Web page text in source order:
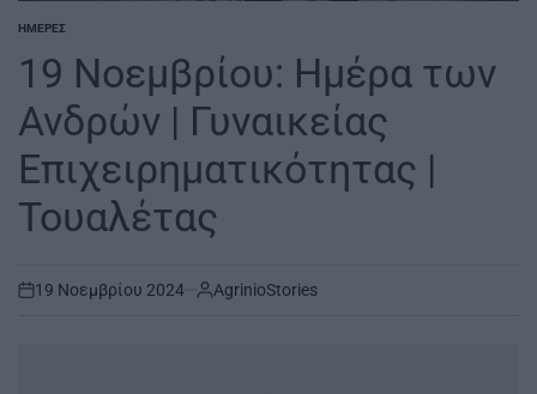
POSTED
ΗΜΈΡΕΣ
19 Νοεμβρίου: Ημέρα των
Ανδρών | Γυναικείας
Επιχειρηματικότητας |
Τουαλέτας
on
19 Νοεμβρίου 2024 AgrinioStories